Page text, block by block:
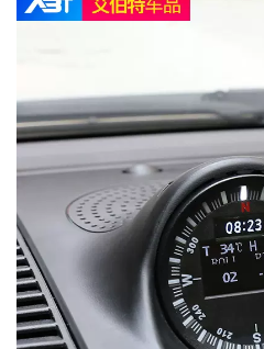
Liên
NHIỀU
NHẤT
TOYOTA
HONDA
MAZDA
SUBARU